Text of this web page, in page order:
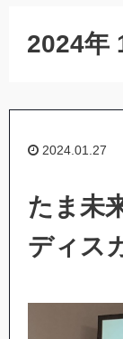
2024年
2024.01.27
たま未
ディス